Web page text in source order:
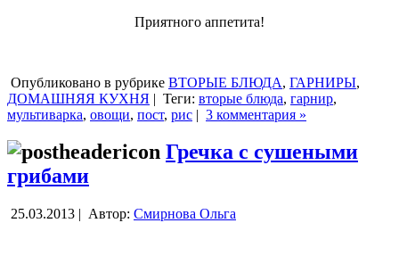
Приятного аппетита!
Опубликовано в рубрике ВТОРЫЕ БЛЮДА, ГАРНИРЫ,
ДОМАШНЯЯ КУХНЯ | Теги: вторые блюда, гарнир,
мультиварка, овощи, пост, рис | 3 комментария »
Гречка с сушеными
грибами
25.03.2013 | Автор: Смирнова Ольга